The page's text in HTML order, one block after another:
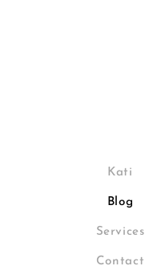
Kati
Blog
Services
Contact